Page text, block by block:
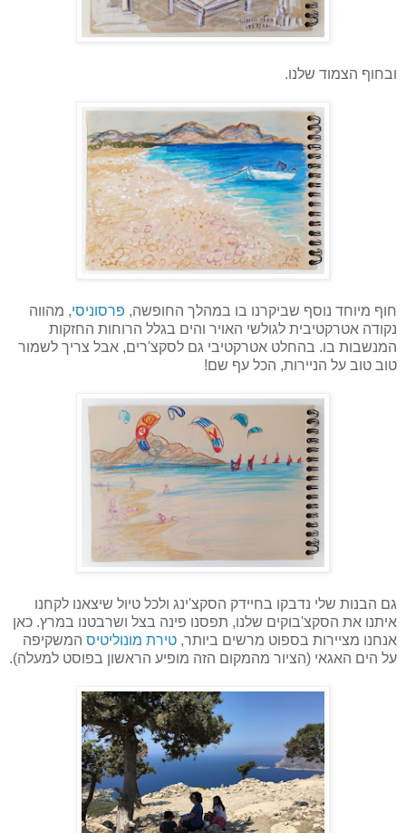
ובחוף הצמוד שלנו.
חוף מיוחד נוסף שביקרנו בו במהלך החופשה, פרסוניסי, מהווה
נקודה אטרקטיבית לגולשי האויר והים בגלל הרוחות החזקות
המנשבות בו. בהחלט אטרקטיבי גם לסקצ'רים, אבל צריך לשמור
טוב טוב על הניירות, הכל עף שם!
גם הבנות שלי נדבקו בחיידק הסקצ'ינג ולכל טיול שיצאנו לקחנו
איתנו את הסקצ'בוקים שלנו, תפסנו פינה בצל ושרבטנו במרץ. כאן
אנחנו מציירות בספוט מרשים ביותר, טירת מונוליטיס המשקיפה
על הים האגאי (הציור מהמקום הזה מופיע הראשון בפוסט למעלה).